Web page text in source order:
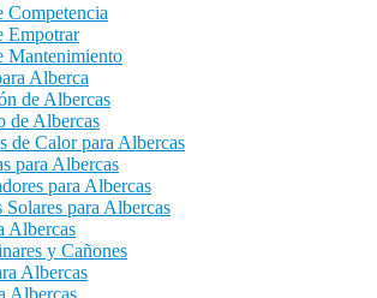
Competencia
Empotrar
Mantenimiento
Alberca
de Albercas
de Albercas
de Calor para Albercas
para Albercas
para Albercas
Solares para Albercas
Albercas
y Cañones
Albercas
Albercas